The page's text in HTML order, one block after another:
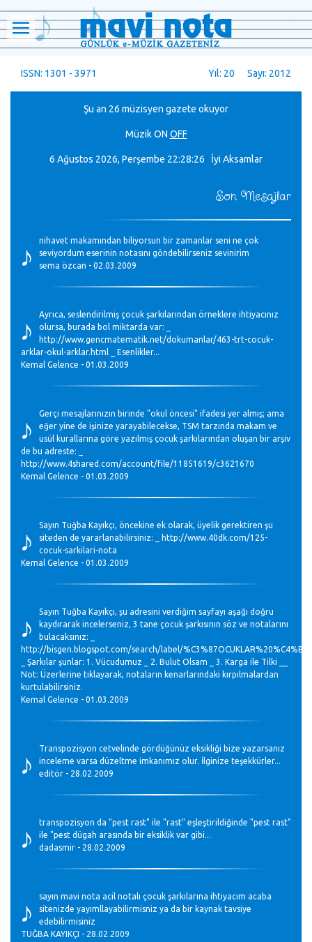
ISSN: 1301 - 3971 Yıl: 20 Sayı: 2012
Şu an 26 müzisyen gazete okuyor
MüzikON OFF
6 Ağustos 2026, Perşembe 22:28:26 İyi Aksamlar
Son Mesajlar
♪
nihavet makamından biliyorsun bir zamanlar seni ne çok
seviyordum eserinin notasını göndebilirseniz sevinirim
sema özcan - 02.03.2009
♪
Ayrıca, seslendirilmiş çocuk şarkılarından örneklere ihtiyacınız
olursa, burada bol miktarda var: _
http://www.gencmatematik.net/dokumanlar/463-trt-cocuk-
arklar-okul-arklar.html _ Esenlikler...
Kemal Gelence - 01.03.2009
♪
Gerçi mesajlarınızın birinde "okul öncesi" ifadesi yer almış; ama
eğer yine de işinize yarayabilecekse, TSM tarzında makam ve
usül kurallarına göre yazılmış çocuk şarkılarından oluşan bir arşiv
de bu adreste: _
http://www.4shared.com/account/file/11851619/c3621670
Kemal Gelence - 01.03.2009
♪
Sayın Tuğba Kayıkçı, öncekine ek olarak, üyelik gerektiren şu
siteden de yararlanabilirsiniz: _ http://www.40dk.com/125-
cocuk-sarkilari-nota
Kemal Gelence - 01.03.2009
♪
Sayın Tuğba Kayıkçı, şu adresini verdiğim sayfayı aşağı doğru
kaydırarak incelerseniz, 3 tane çocuk şarkısının söz ve notalarını
bulacaksınız: _
http://bisgen.blogspot.com/search/label/
_ Şarkılar şunlar: 1. Vücudumuz _ 2. Bulut Olsam _ 3. Karga ile Tilki __
Not: Üzerlerine tıklayarak, notaların kenarlarındaki kırpılmalardan
kurtulabilirsiniz.
Kemal Gelence - 01.03.2009
♪
Transpozisyon cetvelinde gördüğünüz eksikliği bize yazarsanız
inceleme varsa düzeltme imkanımız olur. İlginize teşekkürler...
editör - 28.02.2009
♪
transpozisyon da "pest rast" ile "rast" eşleştirildiğinde "pest rast"
ile "pest dügah arasında bir eksiklik var gibi...
dadasmir - 28.02.2009
♪
sayın mavi nota acil notalı çocuk şarkılarına ihtiyacım acaba
sitenizde yayımllayabilirmisniz ya da bir kaynak tavsiye
edebilirmisiniz
TUĞBA KAYIKÇI - 28.02.2009